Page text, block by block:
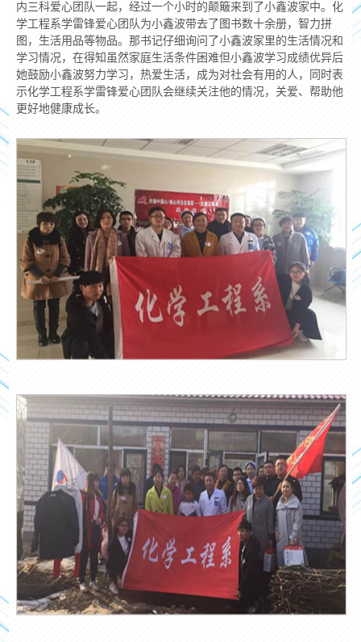
内三科爱心团队一起，经过一个小时的颠簸来到了小鑫波家中。化
学工程系学雷锋爱心团队为小鑫波带去了图书数十余册，智力拼
图，生活用品等物品。那书记仔细询问了小鑫波家里的生活情况和
学习情况，在得知虽然家庭生活条件困难但小鑫波学习成绩优异后
她鼓励小鑫波努力学习，热爱生活，成为对社会有用的人，同时表
示化学工程系学雷锋爱心团队会继续关注他的情况，关爱、帮助他
更好地健康成长。